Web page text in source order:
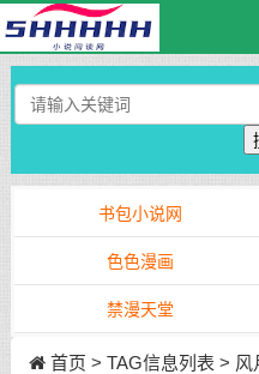
书包小说网
色色漫画
禁漫天堂
首页 > TAG信息列表 > 风